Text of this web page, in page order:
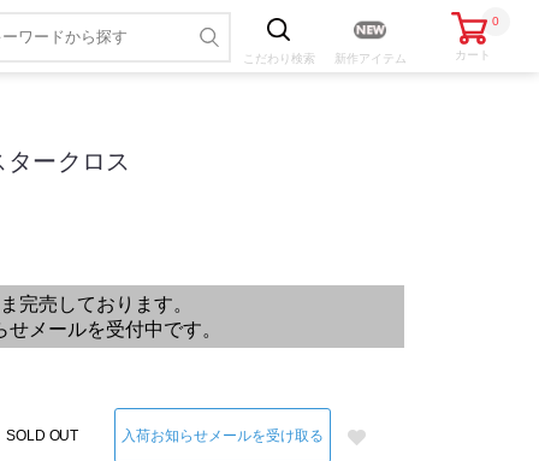
こだわり 検索 新作アイテム
0
カート
ークロス
完売しております。
せメールを受付中です。
SOLD OUT 入荷お知らせメールを受け取る